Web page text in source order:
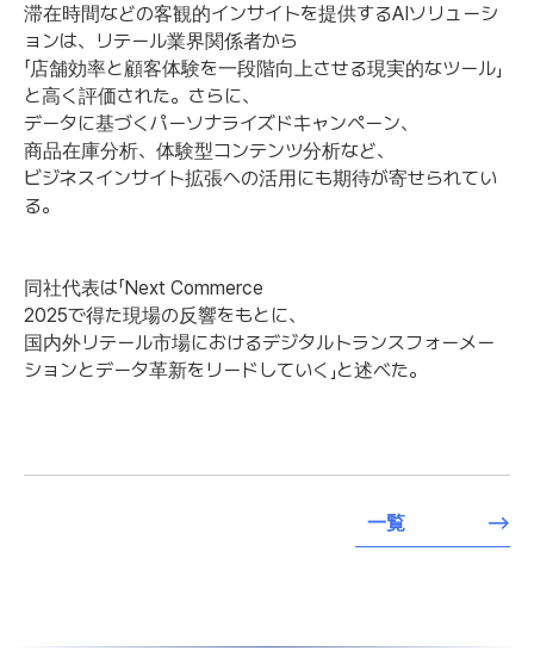
滞在時間などの客観的インサイトを提供するAIソリューシ
ョンは、リテール業界関係者から
「店舗効率と顧客体験を一段階向上させる現実的なツール」
と高く評価された。さらに、
データに基づくパーソナライズドキャンペーン、
商品在庫分析、体験型コンテンツ分析など、
ビジネスインサイト拡張への活用にも期待が寄せられてい
る。
同社代表は「Next Commerce
2025で得た現場の反響をもとに、
国内外リテール市場におけるデジタルトランスフォーメー
ションとデータ革新をリードしていく」と述べた。
一覧